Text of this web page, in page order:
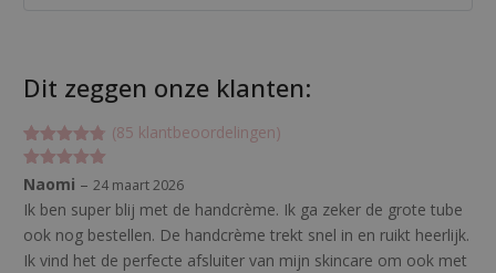
Dit zeggen onze klanten:
Gewaardeer
4.74117647
05882
gebaseerd
op
85
klant
waarderinge
n
(85 klantbeoordelingen)
Gewaardeerd
5uit 5
Naomi – 24 maart 2026
Ik ben super blij met de handcrème. Ik ga zeker de grote tube
ook nog bestellen. De handcrème trekt snel in en ruikt heerlijk.
Ik vind het de perfecte afsluiter van mijn skincare om ook met